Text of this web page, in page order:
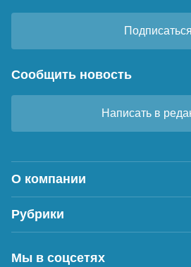
Подписаться
Сообщить новость
Написать в
О компании
Рубрики
Мы в соцсетях